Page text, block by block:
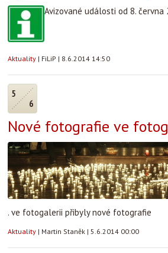
Avizované události od 8. června
Aktuality | FiLiP | 8.6.2014 14:50
5
6
Nové fotografie ve
. ve fotogalerii přibyly nové fotografie
Aktuality | Martin Staněk | 5.6.2014 00:00